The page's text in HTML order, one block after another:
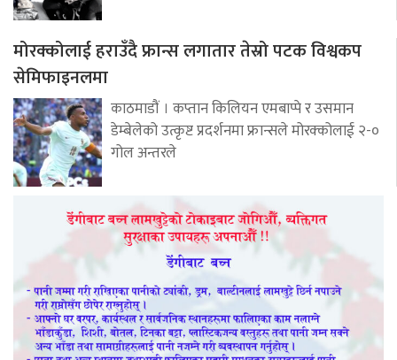
मोरक्कोलाई हराउँदै फ्रान्स लगातार तेस्रो पटक विश्वकप
सेमिफाइनलमा
काठमाडौं । कप्तान किलियन एमबाप्पे र उसमान
डेम्बेलेको उत्कृष्ट प्रदर्शनमा फ्रान्सले मोरक्कोलाई २-०
गोल अन्तरले